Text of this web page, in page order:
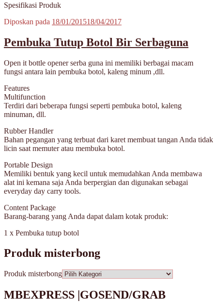
Spesifikasi Produk
Diposkan pada 18/01/201518/04/2017
Pembuka Tutup Botol Bir Serbaguna
Open it bottle opener serba guna ini memiliki berbagai macam
fungsi antara lain pembuka botol, kaleng minum ,dll.
Features
Multifunction
Terdiri dari beberapa fungsi seperti pembuka botol, kaleng
minuman, dll.
Rubber Handler
Bahan pegangan yang terbuat dari karet membuat tangan Anda tidak
licin saat memuter atau membuka botol.
Portable Design
Memiliki bentuk yang kecil untuk memudahkan Anda membawa
alat ini kemana saja Anda berpergian dan digunakan sebagai
everyday day carry tools.
Content Package
Barang-barang yang Anda dapat dalam kotak produk:
1 x Pembuka tutup botol
Produk misterbong
Produk misterbong
MBEXPRESS |GOSEND/GRAB